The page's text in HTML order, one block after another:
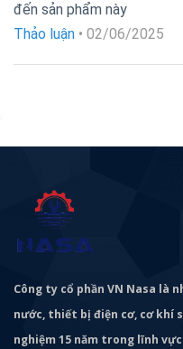
hạng
55
đến sản phẩm này
Thảo luận • 02/06/2025
Công ty cổ phần VN Nasa là
nước, thiết bị điện cơ, cơ khí
nghiệm 15 năm trong lĩnh